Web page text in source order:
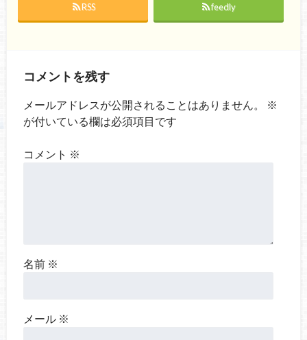
RSS feedly
コメントを残す
メールアドレスが公開されることはありません。
※
が付いている欄は必須項目です
コメント ※
名前 ※
メール ※